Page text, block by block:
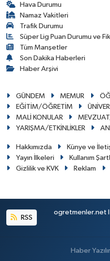
Hava Durumu
Namaz Vakitleri
Trafik Durumu
Süper Lig Puan Durumu ve
Tüm Manşetler
Son Dakika Haberleri
Haber Arşivi
GÜNDEM MEMUR
EĞİTİM/ÖĞRETİM
MALİ KONULAR
YARIŞMA/ETKİNLİKLER
Hakkımızda Künye ve
Yayın İlkeleri
Kullanım
Gizlilik ve KVK
Reklam
RSS
ogretmenler.net
Haber